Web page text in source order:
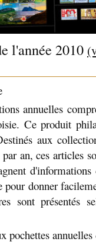
l'année 2010
annuelles
Ce produit
aux
an, ces articles
donner
sont présentés
pochettes